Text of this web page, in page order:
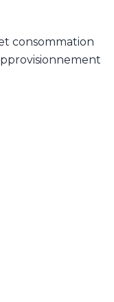
consommation